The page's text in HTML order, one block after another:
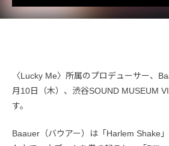
〈Lucky Me〉所属のプロデューサー、
月10日（木）、渋谷SOUND MUSEUM
す。
Baauer（バウアー）は「Harlem Shake